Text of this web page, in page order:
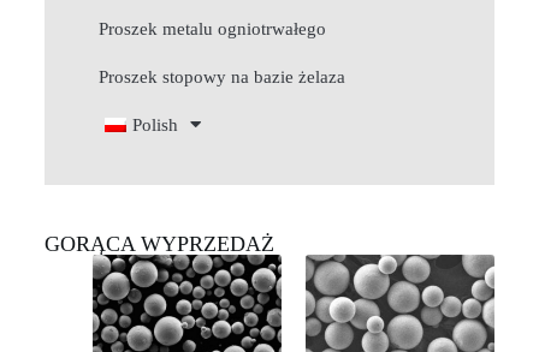
Proszek metalu ogniotrwałego
Proszek stopowy na bazie żelaza
Polish
GORĄCA WYPRZEDAŻ